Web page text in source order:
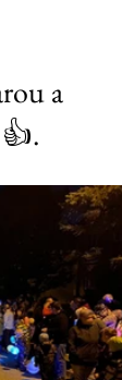
a
👍.